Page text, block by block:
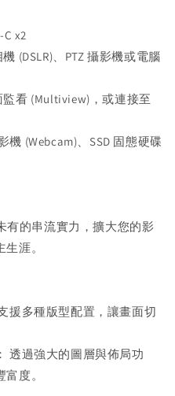
C x2
(DSLR)、PTZ 攝影機或電腦
看 (Multiview)，或連接至
機 (Webcam)、SSD 固態硬碟
有的串流實力，擴大您的影
涯。
援多種版型配置，讓畫面切
透過強大的圖層與佈局功
度。